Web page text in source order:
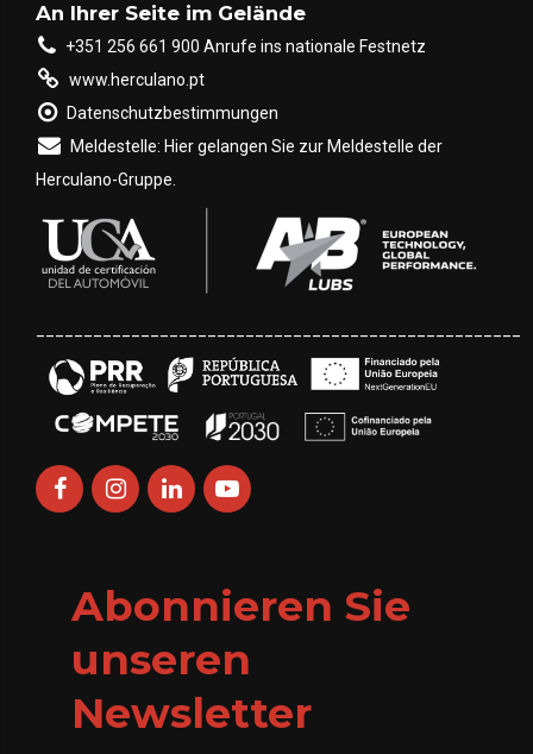
An Ihrer Seite im Gelände
+351 256 661 900 Anrufe ins nationale Festnetz
www.herculano.pt
Datenschutzbestimmungen
Meldestelle: Hier gelangen Sie zur Meldestelle der
Herculano-Gruppe.
Abonnieren Sie
unseren
Newsletter